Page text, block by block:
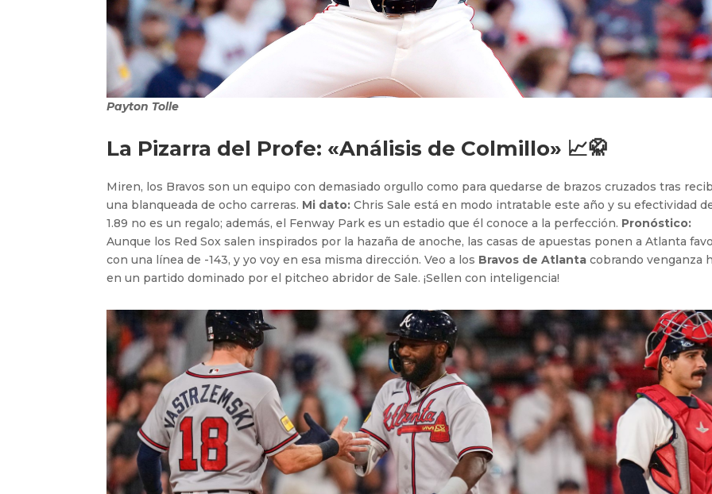
Payton Tolle
La Pizarra del Profe: «Análisis de Colmillo» 📈🥋
Miren, los Bravos son un equipo con demasiado orgullo como para quedarse de brazos cruzados tras
una blanqueada de ocho carreras. Mi dato: Chris Sale está en modo intratable este año y su efectividad
1.89 no es un regalo; además, el Fenway Park es un estadio que él conoce a la perfección. Pronóstico:
Aunque los Red Sox salen inspirados por la hazaña de anoche, las casas de apuestas ponen a Atlanta
con una línea de -143, y yo voy en esa misma dirección. Veo a los Bravos de Atlanta cobrando venganza
en un partido dominado por el pitcheo abridor de Sale. ¡Sellen con inteligencia!